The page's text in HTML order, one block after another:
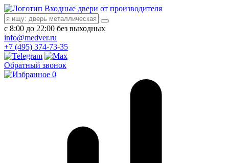
Входные двери от производителя
с 8:00 до 22:00 без выходных
info@medver.ru
+7 (495) 374-73-35
Обратный звонок
0